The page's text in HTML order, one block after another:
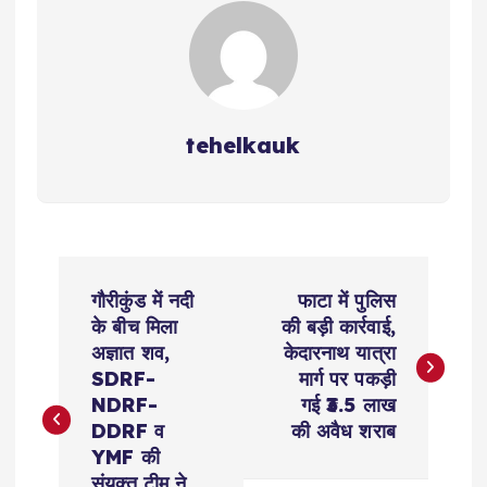
tehelkauk
t
गौरीकुंड में नदी
के बीच मिला
अज्ञात शव,
SDRF-
NDRF-
DDRF व
YMF की
फाटा में पुलिस
की बड़ी कार्रवाई,
केदारनाथ यात्रा
मार्ग पर पकड़ी
गई ₹3.5 लाख
की अवैध शराब